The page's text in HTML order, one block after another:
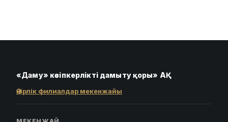
«Даму» кәсіпкерлікті дамыту қоры» АҚ
Өңірлік филиалдар мекенжайы